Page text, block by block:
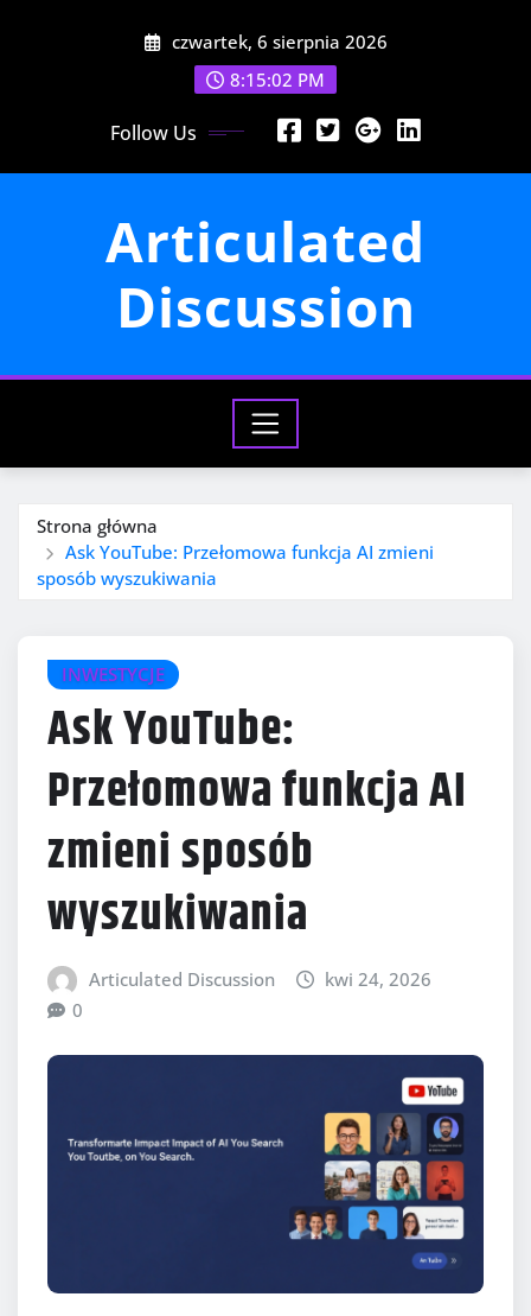
czwartek, 6 sierpnia 2026
8:15:04 PM
Follow Us
Articulated
Discussion
Strona główna
Ask YouTube: Przełomowa funkcja AI zmieni
sposób wyszukiwania
INWESTYCJE
Ask YouTube:
Przełomowa funkcja AI
zmieni sposób
wyszukiwania
Articulated Discussion
kwi 24, 2026
0